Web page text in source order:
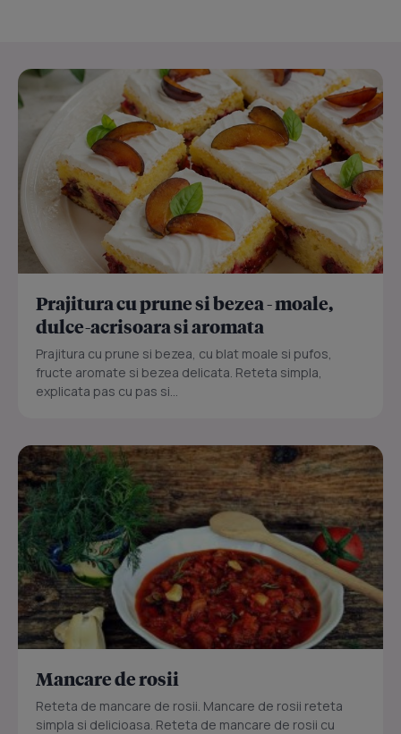
Prajitura cu prune si bezea - moale,
dulce-acrisoara si aromata
Prajitura cu prune si bezea, cu blat moale si pufos,
fructe aromate si bezea delicata. Reteta simpla,
explicata pas cu pas si...
Mancare de rosii
Reteta de mancare de rosii. Mancare de rosii reteta
simpla si delicioasa. Reteta de mancare de rosii cu